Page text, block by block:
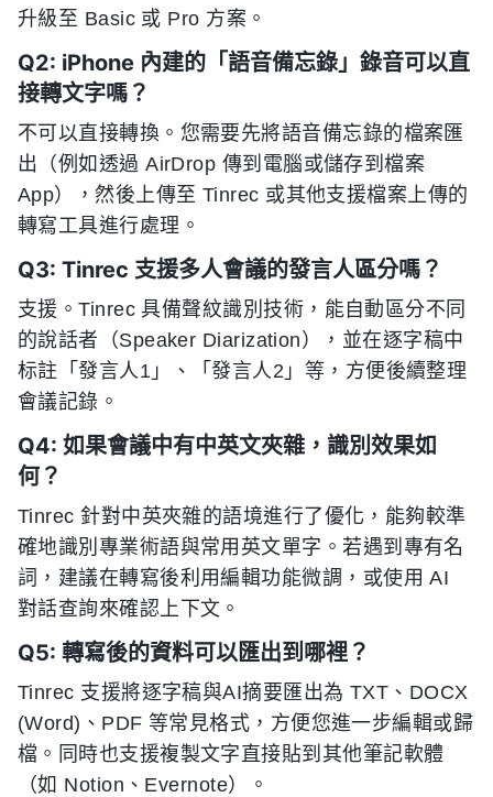
升級至 Basic 或 Pro 方案。
Q2: iPhone 內建的「語音備忘錄」錄音可以直
接轉文字嗎？
不可以直接轉換。您需要先將語音備忘錄的檔案匯
出（例如透過 AirDrop 傳到電腦或儲存到檔案
App），然後上傳至 Tinrec 或其他支援檔案上傳的
轉寫工具進行處理。
Q3: Tinrec 支援多人會議的發言人區分嗎？
支援。Tinrec 具備聲紋識別技術，能自動區分不同
的說話者（Speaker Diarization），並在逐字稿中
标註「發言人1」、「發言人2」等，方便後續整理
會議記錄。
Q4: 如果會議中有中英文夾雜，識別效果如
何？
Tinrec 針對中英夾雜的語境進行了優化，能夠較準
確地識別專業術語與常用英文單字。若遇到專有名
詞，建議在轉寫後利用編輯功能微調，或使用 AI
對話查詢來確認上下文。
Q5: 轉寫後的資料可以匯出到哪裡？
Tinrec 支援將逐字稿與AI摘要匯出為 TXT、DOCX
(Word)、PDF 等常見格式，方便您進一步編輯或歸
檔。同時也支援複製文字直接貼到其他筆記軟體
（如 Notion、Evernote）。